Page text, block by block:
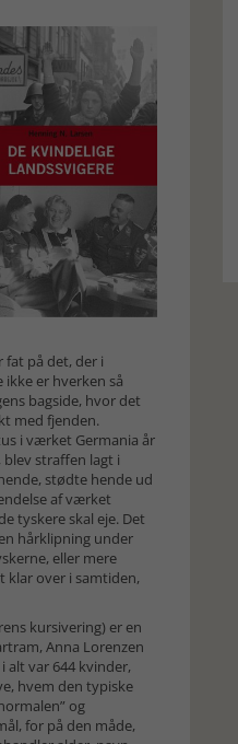
fat på det, der i
er hverken så
bagside, hvor det
med fjenden.
i værket Germania år
straffen lagt i
stødte hende ud
af værket
tyskere skal eje. Det
hårklipning under
eller mere
over i samtiden,
kursivering) er en
Anna Lorenzen
alt var 644 kvinder,
hvem den typiske
og
for på den måde,